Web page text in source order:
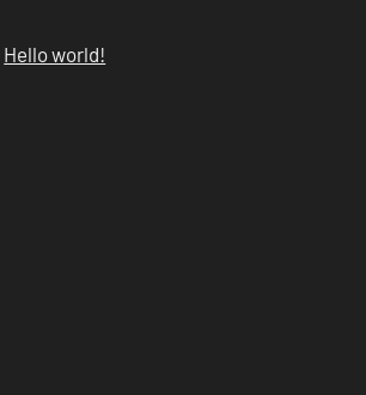
Hello world!